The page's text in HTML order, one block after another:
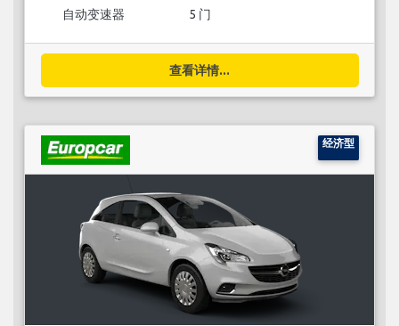
自动变速器 5 门
查看详情...
经济型